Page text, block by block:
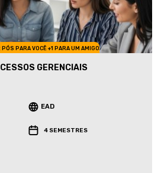
PÓS PARA VOCÊ +1 PARA UM AMIGO
GERENCIAIS
EAD
4 SEMESTRES